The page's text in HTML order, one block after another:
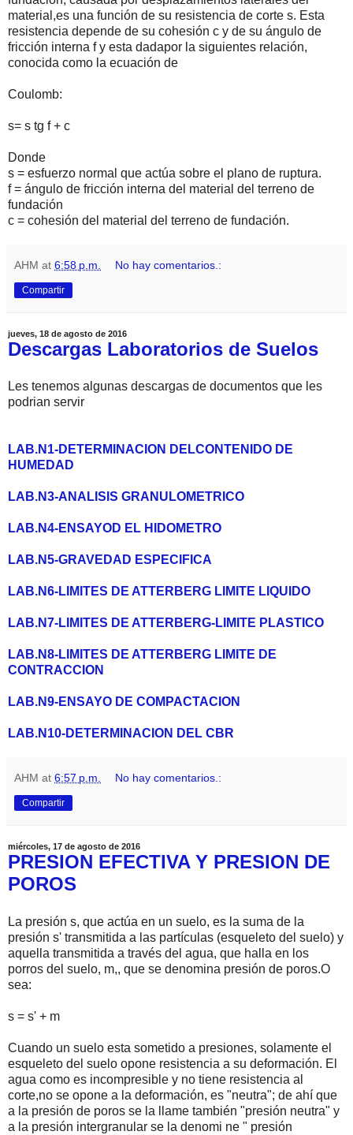
material,es una función de su resistencia de corte s. Esta
resistencia depende de su cohesión c y de su ángulo de
fricción interna f y esta dadapor la siguientes relación,
conocida como la ecuación de
Coulomb:
s= s tg f + c
Donde
s = esfuerzo normal que actúa sobre el plano de ruptura.
f = ángulo de fricción interna del material del terreno de
fundación
c = cohesión del material del terreno de fundación.
AHM at 6:58 p.m. No hay comentarios.:
Compartir
jueves, 18 de agosto de 2016
Descargas Laboratorios de Suelos
Les tenemos algunas descargas de documentos que les
podrian servir
LAB.N1-DETERMINACION DELCONTENIDO DE
HUMEDAD
LAB.N3-ANALISIS GRANULOMETRICO
LAB.N4-ENSAYOD EL HIDOMETRO
LAB.N5-GRAVEDAD ESPECIFICA
LAB.N6-LIMITES DE ATTERBERG LIMITE LIQUIDO
LAB.N7-LIMITES DE ATTERBERG-LIMITE PLASTICO
LAB.N8-LIMITES DE ATTERBERG LIMITE DE
CONTRACCION
LAB.N9-ENSAYO DE COMPACTACION
LAB.N10-DETERMINACION DEL CBR
AHM at 6:57 p.m. No hay comentarios.:
Compartir
miércoles, 17 de agosto de 2016
PRESION EFECTIVA Y PRESION DE
POROS
La presión s, que actúa en un suelo, es la suma de la
presión s' transmitida a las partículas (esqueleto del suelo) y
aquella transmitida a través del agua, que halla en los
porros del suelo, m,, que se denomina presión de poros.O
sea:
s = s' + m
Cuando un suelo esta sometido a presiones, solamente el
esqueleto del suelo opone resistencia a su deformación. El
agua como es incompresible y no tiene resistencia al
corte,no se opone a la deformación, es "neutra"; de ahí que
a la presión de poros se la llame también "presión neutra" y
a la presión intergranular se la denomi ne " presión